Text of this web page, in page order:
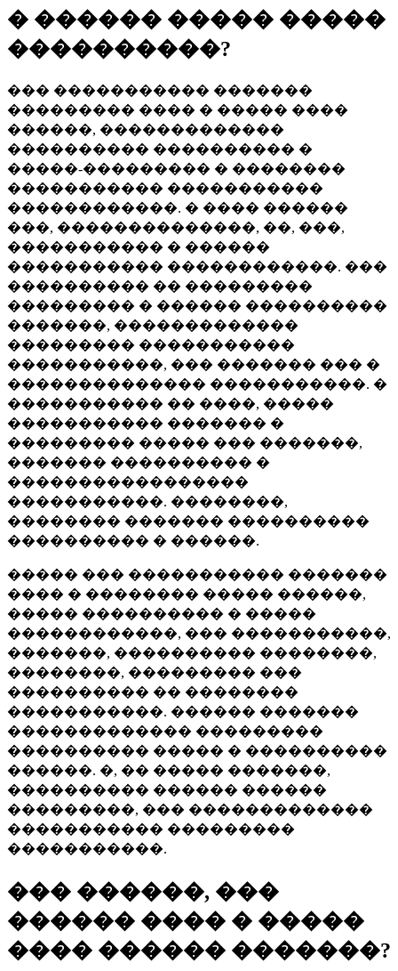
� ������ ����� �����
����������?
��� ����������� �������
��������� ���� � ����� ����
������, �������������
���������� ���������� �
�����-��������� � ��������
����������� �����������
������������. � ���� ������
���, ��������������, ��, ���,
����������� � ������
����������� ������������. ���
���������� �� ���������
��������� � ������ ����������
�������, �������������
��������� �����������
�����������, ��� ������� ��� �
�������������� �����������. �
����������� �� ����, �����
����������� ������� �
��������� ����� ��� �������,
������� ���������� �
�����������������
�����������. ��������,
�������� ������� ����������
���������� � ������.
����� ��� ����������� �������
���� � �������� ����� ������,
����� ���������� � �����
������������, ��� �����������,
�������, ���������� ��������,
��������, ��������� ���
���������� �� ��������
�����������. ������ �������
������������� ���������
���������� ����� � ����������
������. �, �� ����� �������,
���������� ������ ������
���������, ��� �������������
����������� ���������
�����������.
��� ������, ���
������ ���� � �����
���� ������ �������?